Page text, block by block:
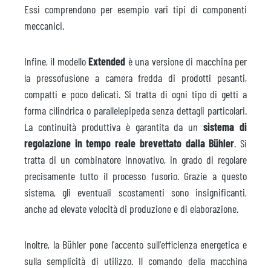
Essi comprendono per esempio vari tipi di componenti
meccanici.
Infine, il modelloExtended è una versione di macchina per
la pressofusione a camera fredda di prodotti pesanti,
compatti e poco delicati. Si tratta di ogni tipo di getti a
forma cilindrica o parallelepipeda senza dettagli particolari.
La continuità produttiva è garantita da unsistema di
regolazione in tempo reale brevettato dalla Bühler. Si
tratta di un combinatore innovativo, in grado di regolare
precisamente tutto il processo fusorio. Grazie a questo
sistema, gli eventuali scostamenti sono insignificanti,
anche ad elevate velocità di produzione e di elaborazione.
Inoltre, la Bühler pone l'accento sull'efficienza energetica e
sulla semplicità di utilizzo. Il comando della macchina